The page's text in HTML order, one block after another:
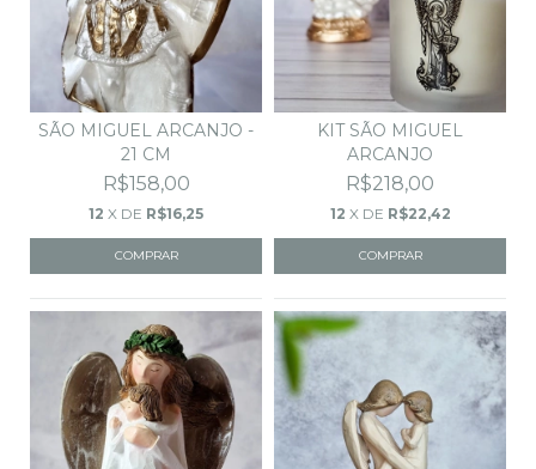
SÃO MIGUEL ARCANJO -
21 CM
R$158,00
12 X DE R$16,25
KIT SÃO MIGUEL
ARCANJO
R$218,00
12 X DE R$22,42